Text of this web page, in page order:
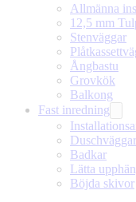
Allmänna
12,5 mm
Stenväggar
Ångbastu
Grovkök
Balkong
Fast inredning
Duschväggar
Badkar
Lätta
Böjda skivor